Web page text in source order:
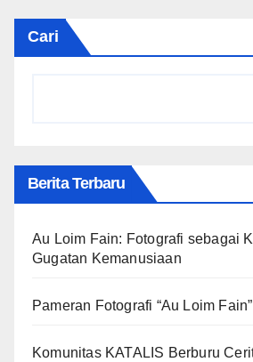
Cari
Berita Terbaru
Au Loim Fain: Fotografi sebagai
Gugatan Kemanusiaan
Pameran Fotografi “Au Loim Fain”
Komunitas KATALIS Berburu